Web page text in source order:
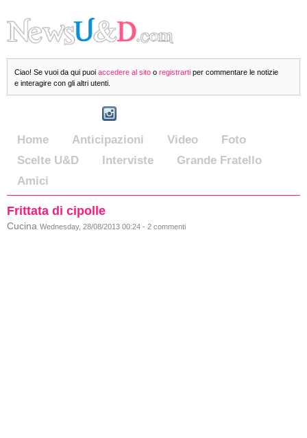
Ciao! Se vuoi da qui puoi accedere al sito o registrarti per commentare le notizie
e interagire con gli altri utenti.
Home Anticipazioni Video
Foto
Scelte U&D
Interviste
Grande Fratello
Amici
Frittata di cipolle
Cucina Wednesday, 28/08/2013 00:24 - 2 commenti